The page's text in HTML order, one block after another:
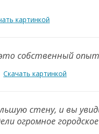
картинкой
собственный
Скачать картинкой
стену, и вы
огромное